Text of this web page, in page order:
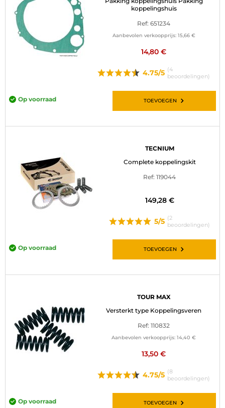
koppelingshuis
Ref: 651234
Aanbevolen verkoopprijs: 15,66 €
14,80 €
4.75/5 (4
beoordelingen)
Op voorraad TOEVOEGEN
TECNIUM
Complete koppelingskit
Ref: 119044
149,28 €
5/5 (2
beoordelingen)
Op voorraad TOEVOEGEN
TOUR MAX
Versterkt type Koppelingsveren
Ref: 110832
Aanbevolen verkoopprijs: 14,40 €
13,50 €
4.75/5 (8
beoordelingen)
Op voorraad TOEVOEGEN